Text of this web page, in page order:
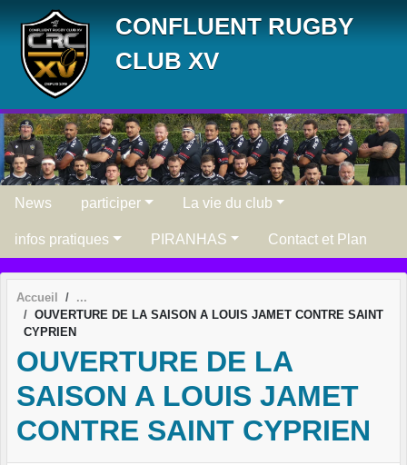
CONFLUENT RUGBY
CLUB XV
News participer La vie du club
infos pratiques PIRANHAS Contact et Plan
Accueil
OUVERTURE DE LA SAISON A LOUIS JAMET CONTRE SAINT
CYPRIEN
OUVERTURE DE LA
SAISON A LOUIS JAMET
CONTRE SAINT CYPRIEN
Panneau de gestion des cookies